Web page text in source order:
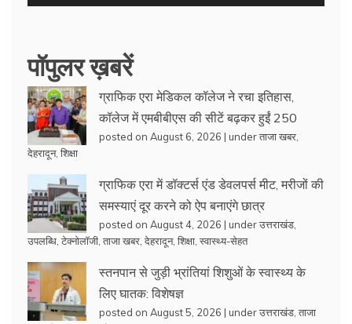
पॉपुलर ख़बरें
ग्राफिक एरा मेडिकल कॉलेज ने रचा इतिहास,
कॉलेज में एमबीबीएस की सीटें बढ़कर हुईं 250
posted on August 6, 2026 | underताजा खबर
देहरादून, शिक्षा
ग्राफिक एरा में डॉक्टर्स एंड डेवलपर्स मीट, मरीजों की
समस्याएं दूर करने को ऐप बनाएंगे छात्र
posted on August 4, 2026 | underउत्तराखंड
उपलब्धि टेक्नोलॉजी ताजा खबर देहरादून, शिक्षा स्वास्थ्य-सेहत
स्तनपान से जुड़ी भ्रांतियां शिशुओं के स्वास्थ्य के
लिए घातक: विशेषज्ञ
posted on August 5, 2026 | underउत्तराखंड ताजा